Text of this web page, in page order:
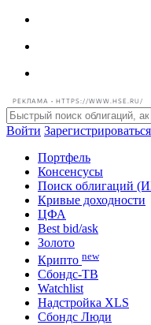
РЕКЛАМА • HTTPS://WWW.HSE.RU/
Войти Зарегистрироваться
Портфель
Консенсусы
Поиск облигаций
Кривые доходности
ЦФА
Best bid/ask
Золото
Крипто new
Сбондс-ТВ
Watchlist
Надстройка XLS
Сбондс Люди